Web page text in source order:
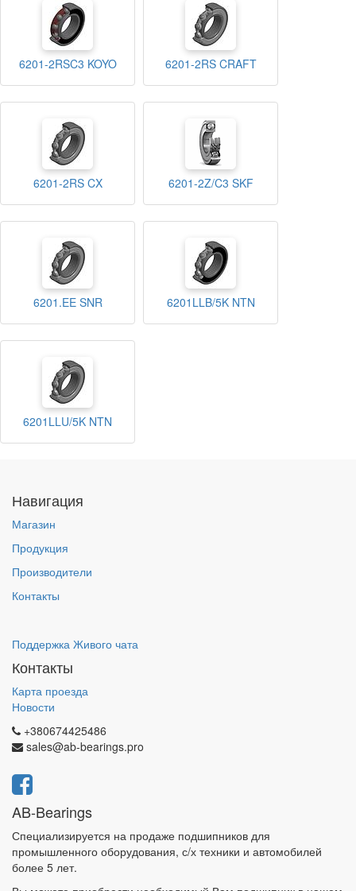
6201-2RSC3 KOYO 6201-2RS CRAFT
6201-2RS CX 6201-2Z/C3 SKF
6201.EE SNR 6201LLB/5K NTN
6201LLU/5K NTN
Навигация
Магазин
Продукция
Производители
Контакты
Поддержка Живого чата
Контакты
Карта проезда
Новости
+380674425486
sales@ab-bearings.pro
AB-Bearings
Специализируется на продаже подшипников для
промышленного оборудования, с/х техники и автомобилей
более 5 лет.